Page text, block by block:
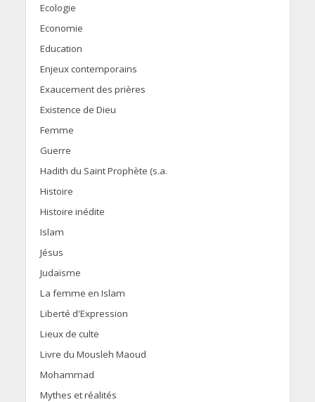
Ecologie
Economie
Education
Enjeux contemporains
Exaucement des prières
Existence de Dieu
Femme
Guerre
Hadith du Saint Prophète (s.a.
Histoire
Histoire inédite
Islam
Jésus
Judaïsme
La femme en Islam
Liberté d'Expression
Lieux de culte
Livre du Mousleh Maoud
Mohammad
Mythes et réalités